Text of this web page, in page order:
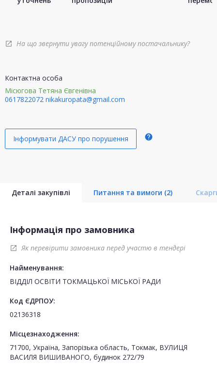
open_in_new На що звернути увагу потенційному постачальнику?
Контактна особа
Місюгова Тетяна Євгенівна
0617822072 nikakuropata@gmail.com
Інформувати ДАСУ про порушення help
Деталі закупівлі Питання та вимоги (2)
Інформація про замовника
open_in_new Як перевірити замовника перед участю в тендері
Найменування:
ВІДДІЛ ОСВІТИ ТОКМАЦЬКОЇ МІСЬКОЇ РАДИ
Код ЄДРПОУ:
02136318
Місцезнаходження:
71700, Україна, Запорізька область, Токмак, ВУЛИЦЯ
ВАСИЛЯ ВИШИВАНОГО, будинок 272/79